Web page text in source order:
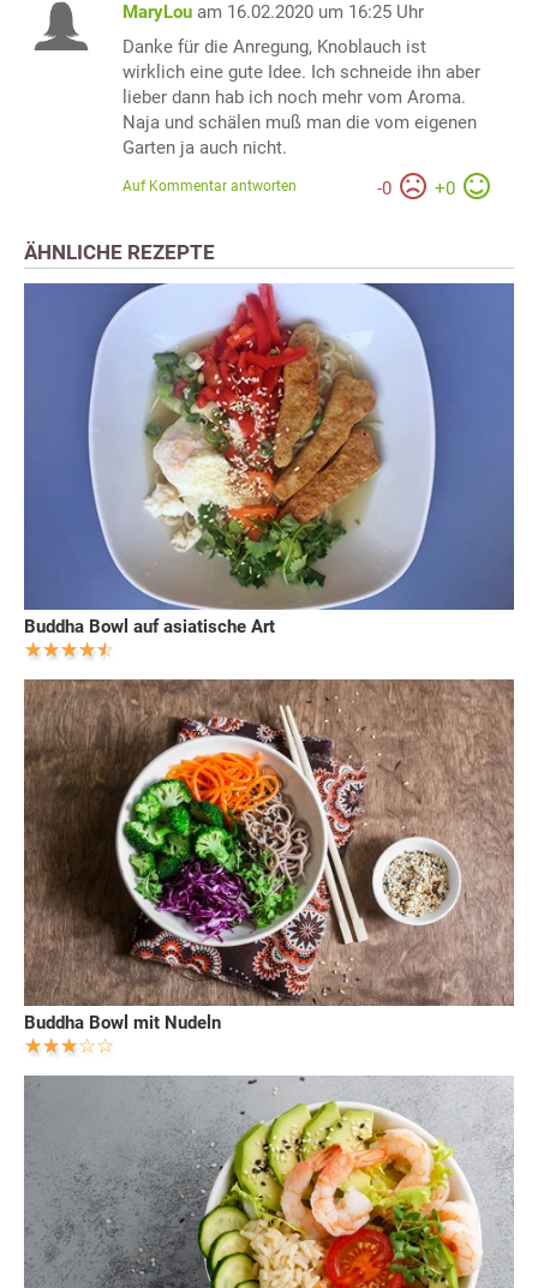
MaryLou am 16.02.2020 um 16:25 Uhr
Danke für die Anregung, Knoblauch ist
wirklich eine gute Idee. Ich schneide ihn aber
lieber dann hab ich noch mehr vom Aroma.
Naja und schälen muß man die vom eigenen
Garten ja auch nicht.
-0 +0
Auf Kommentar antworten
ÄHNLICHE REZEPTE
Buddha Bowl auf asiatische Art
Buddha Bowl mit Nudeln